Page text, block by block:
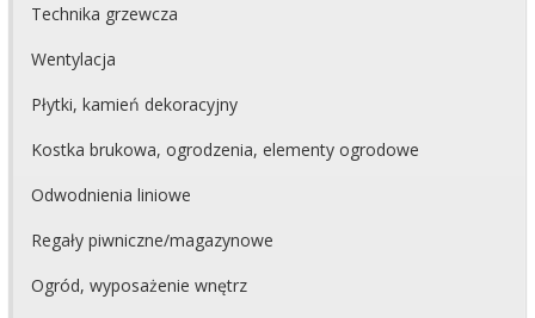
Technika grzewcza
Wentylacja
Płytki, kamień dekoracyjny
Kostka brukowa, ogrodzenia, elementy ogrodowe
Odwodnienia liniowe
Regały piwniczne/magazynowe
Ogród, wyposażenie wnętrz